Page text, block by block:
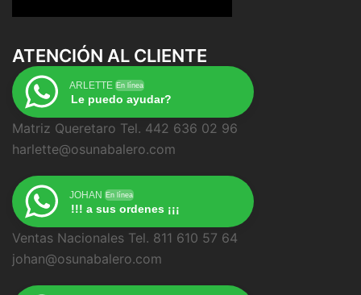
ATENCIÓN AL CLIENTE
ARLETTE En línea
Le puedo ayudar?
Matriz Queretaro Tel. 442 636 02 96
harlette@osunabalero.com
JOHAN En línea
!!! a sus ordenes ¡¡¡
Ventas Nacionales Tel. 811 610 57 64
johan@osunabalero.com